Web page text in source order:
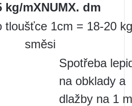
kg/mXNUMX. dm
tloušťce 1cm = 18-20 kg
směsi
Spotřeba
na obklady a
dlažby na 1